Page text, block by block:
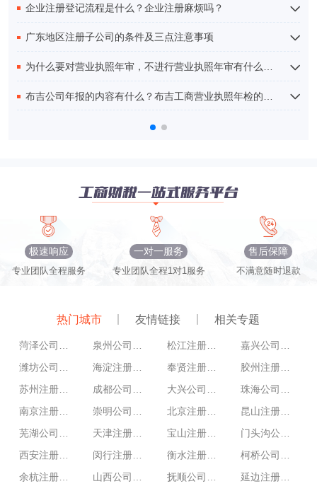
骤。
企业注册登记流程是什么？企业注册麻烦吗？
注册登记流程？毕竟不是有专门的人事制度，或者是会计的。
个体工商户规模不代表企业注册登记流程就可以疏忽了，
广东地区注册子公司的条件及三点注意事项
的公司创办的数量、规模在全国也是比较大的，子公司这种体
制也是比较常见的。那么广东地区注册子公司的条件有哪些？
在这里笔者现为您介绍。
为什么要对营业执照年审，不进行营业执照年审有什么后果
要的一件事情，在一些具体的内容方面，我们可能了解不是太
多，但是营业执照一定是必须要办理的，否则不具备经营的资
格是一种违规违法的行为，我们一定要尽可能的避免。
布吉公司年报的内容有什么？布吉工商营业执照年检的相关事项和费用是什么？
司年报是每家企业都要做的事情，有些公司是自己做账的，那
检风险防控有哪些？
公司注册有哪些流程方法？
极速响应
专业团队全程服务
一对一服务
专业团队全程1对1服务
售后保障
不满意随时退款
热门城市 友情链接 相关专题
松江注册公司
奉贤注册公司
苏州注册公司
南京注册公司
北京注册公司
宝山注册公司
西安注册公司
衡水注册公司
余杭注册公司